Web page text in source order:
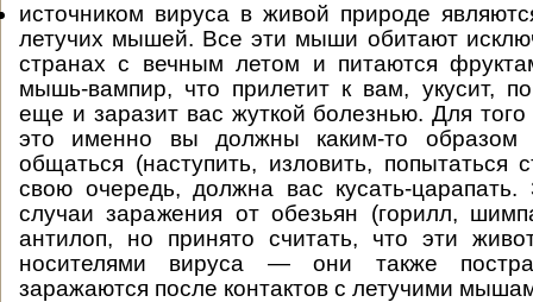
источником вируса в живой природе
летучих мышей. Все эти мыши обитают
странах с вечным летом и питаются
мышь-вампир, что прилетит к вам, укусит,
еще и заразит вас жуткой болезнью. Для того
это именно вы должны каким-то
общаться (наступить, изловить,
свою очередь, должна вас кусать-царапать.
случаи заражения от обезьян (горилл,
антилоп, но принято считать, что эти
носителями вируса — они также
заражаются после контактов с летучими